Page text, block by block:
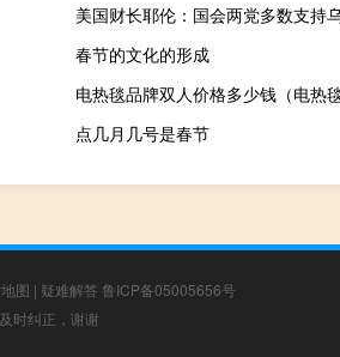
美国财长耶伦：国会两党多数支持
春节的文化的形成
电热毯品牌双人价格多少钱（电热毯
点几月几号是春节
图 | 疑难解答 鲁ICP备05005656号
时纠正，谢谢